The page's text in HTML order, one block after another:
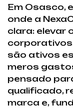
Em Osasco,
onde a
clara: elevar
são ativos
meros
pensado
qualificado,
marca e,